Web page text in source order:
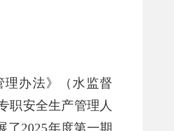
理办法》（水监督
职安全生产管理人
了2025年度第一期